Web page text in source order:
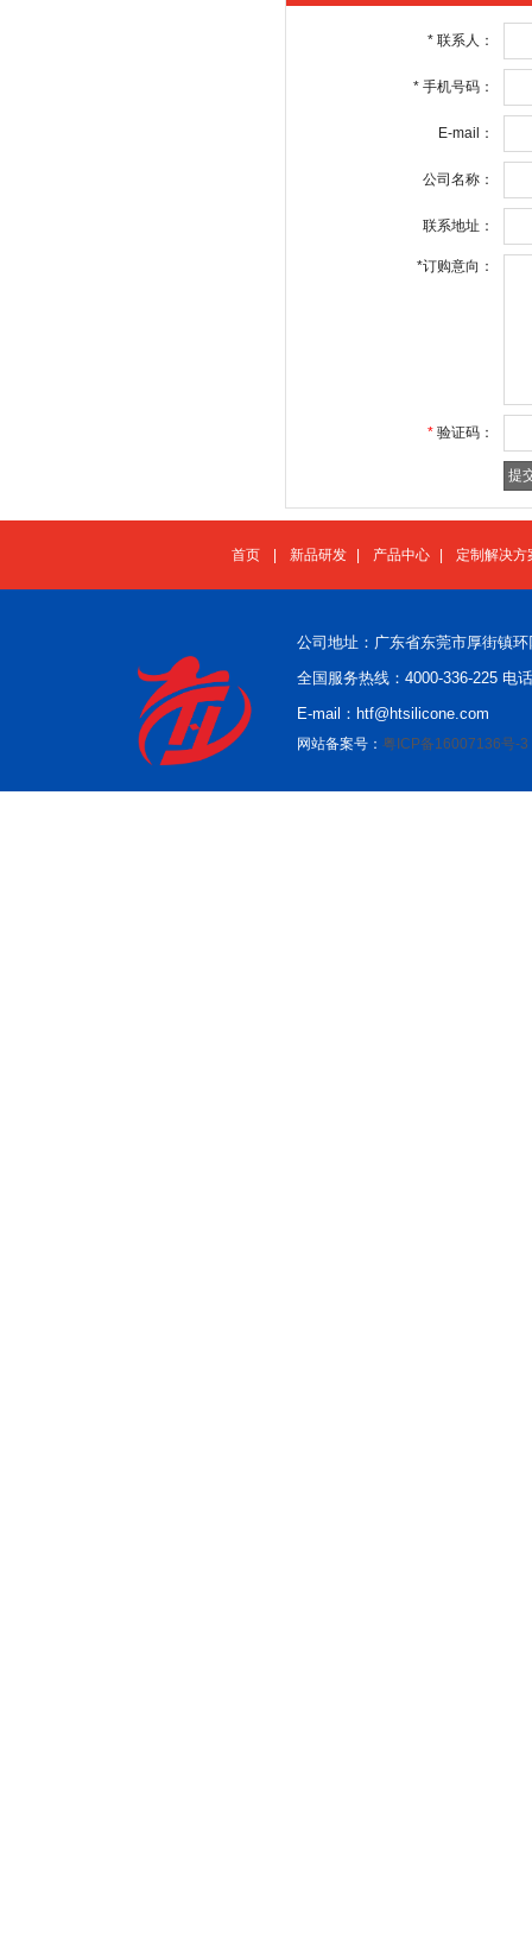
* 联系人：
* 手机号码：
E-mail：
公司名称：
联系地址：
*订购意向：
* 验证码：
首页 新品研发 产品中心 定制解决方
公司地址：广东省东莞市厚街镇
全国服务热线：4000-336-225 电
E-mail：htf@htsilicone.com
网站备案号： 粤ICP备16007136号-3